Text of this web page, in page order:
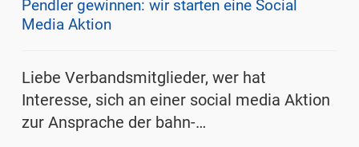
Pendler gewinnen: wir starten eine Social
Media Aktion
Liebe Verbandsmitglieder, wer hat
Interesse, sich an einer social media Aktion
zur Ansprache der bahn-…